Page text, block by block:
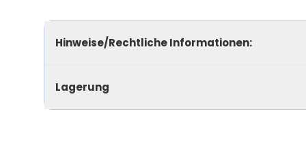
Hinweise/Rechtliche Informationen:
Lagerung